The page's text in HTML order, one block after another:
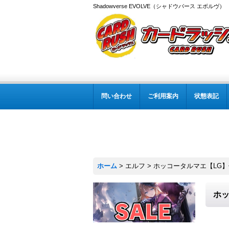
Shadowverse EVOLVE（シャドウバース エボルヴ
問い合わせ ご利用案内 状態表記
ホーム > エルフ > ホッコータルマエ【LG
ホ